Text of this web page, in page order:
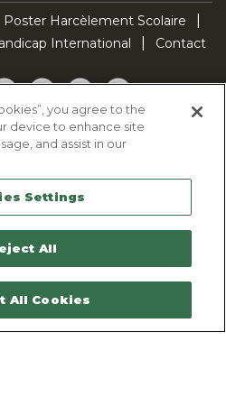
Poster Harcèlement Scolaire
International
Contact
TwitterYouTubePinterestTikTok
Policy
Notice
nous
you agree to the
device to enhance site
and assist in our
Settings
All
All Cookies